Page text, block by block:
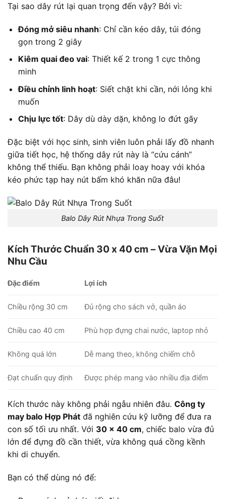
Tại sao dây rút lại quan trọng đến vậy? Bởi vì:
Đóng mở siêu nhanh: Chỉ cần kéo dây, túi đóng
gọn trong 2 giây
Kiêm quai đeo vai: Thiết kế 2 trong 1 cực thông
minh
Điều chỉnh linh hoạt: Siết chặt khi cần, nới lỏng khi
muốn
Chịu lực tốt: Dây dù dày dặn, không lo đứt gãy
Đặc biệt với học sinh, sinh viên luôn phải lấy đồ nhanh
giữa tiết học, hệ thống dây rút này là “cứu cánh”
không thể thiếu. Bạn không phải loay hoay với khóa
kéo phức tạp hay nút bấm khó khăn nữa đâu!
Balo Dây Rút Nhựa Trong Suốt
Kích Thước Chuẩn 30 x 40 cm – Vừa Vặn Mọi
Nhu Cầu
Đặc điểm Lợi ích
Chiều rộng 30 cm Đủ rộng cho sách vở, quần áo
Chiều cao 40 cm Phù hợp đựng chai nước, laptop nhỏ
Không quá lớn Dễ mang theo, không chiếm chỗ
Đạt chuẩn quy định Được phép mang vào nhiều địa điểm
Kích thước này không phải ngẫu nhiên đâu. Công ty
may balo Hợp Phát đã nghiên cứu kỹ lưỡng để đưa ra
con số tối ưu nhất. Với 30 x 40 cm, chiếc balo vừa đủ
lớn để đựng đồ cần thiết, vừa không quá cồng kềnh
khi di chuyển.
Bạn có thể dùng nó để: